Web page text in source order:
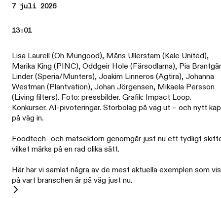
7 juli 2026
13:01
Lisa Laurell (Oh Mungood), Måns Ullerstam (Kale United),
Marika King (PINC), Oddgeir Hole (Färsodlarna), Pia
Linder (Speria/Munters), Joakim Linneros (Agtira), Johanna
Westman (Plantvation), Johan Jörgensen, Mikaela Persson
(Living filters). Foto: pressbilder. Grafik: Impact Loop.
Konkurser. AI-pivoteringar. Storbolag på väg ut – och nytt
på väg in.
Foodtech- och matsektorn genomgår just nu ett tydligt
vilket märks på en rad olika sätt.
Här har vi samlat några av de mest aktuella exemplen som
på vart branschen är på väg just nu.